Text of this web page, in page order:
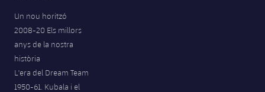
Un nou horitzó
2008-20 Els millors
anys de la nostra
història
L'era del Dream Team
1950-61. Kubala i el